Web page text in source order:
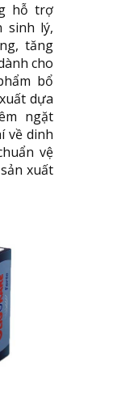
hỗ trợ
sinh lý,
tăng
cho
bổ
dựa
ngặt
về dinh
vệ
xuất